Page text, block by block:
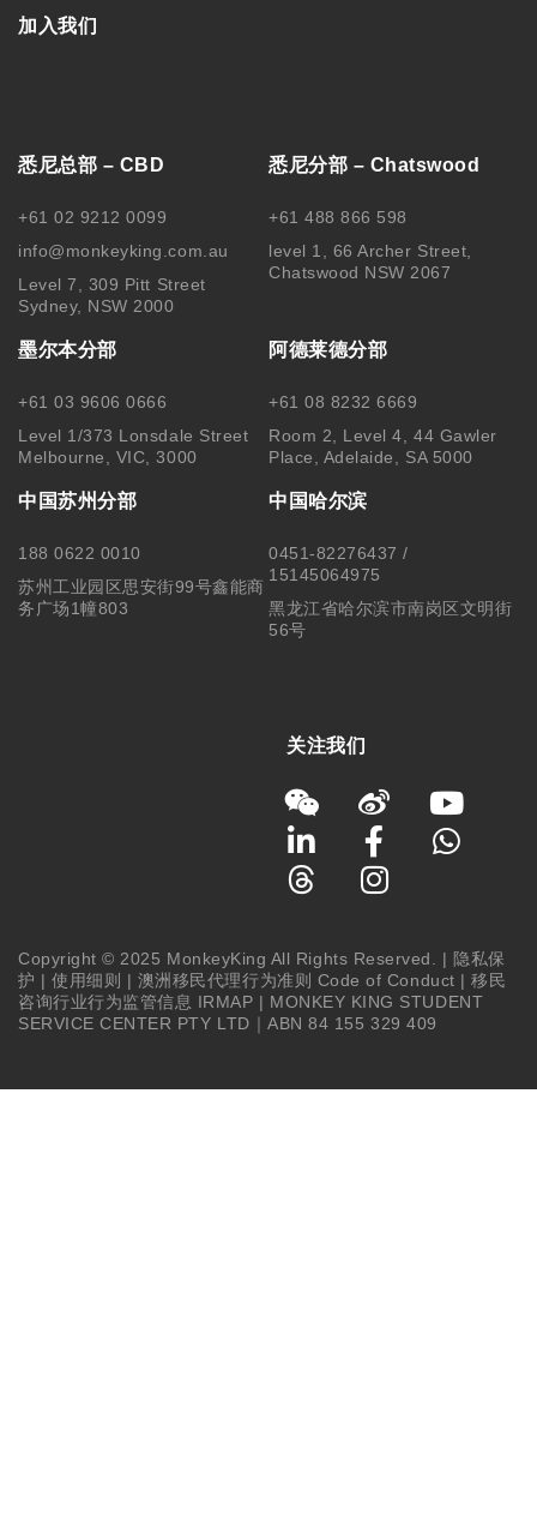
加入我们
悉尼总部 – CBD
+61 02 9212 0099
info@monkeyking.com.au
Level 7, 309 Pitt Street
Sydney, NSW 2000
悉尼分部 – Chatswood
+61 488 866 598
level 1, 66 Archer Street,
Chatswood NSW 2067
墨尔本分部
+61 03 9606 0666
Level 1/373 Lonsdale Street
Melbourne, VIC, 3000
阿德莱德分部
+61 08 8232 6669
Room 2, Level 4, 44 Gawler
Place, Adelaide, SA 5000
中国苏州分部
188 0622 0010
苏州工业园区思安街99号鑫能商
务广场1幢803
中国哈尔滨
0451-82276437 /
15145064975
黑龙江省哈尔滨市南岗区文明街
56号
关注我们
Copyright © 2025 MonkeyKing All Rights Reserved. | 隐私保
护 |使用细则 | 澳洲移民代理行为准则 Code of Conduct |移民
咨询行业行为监管信息 IRMAP | MONKEY KING STUDENT
SERVICE CENTER PTY LTD｜ABN 84 155 329 409